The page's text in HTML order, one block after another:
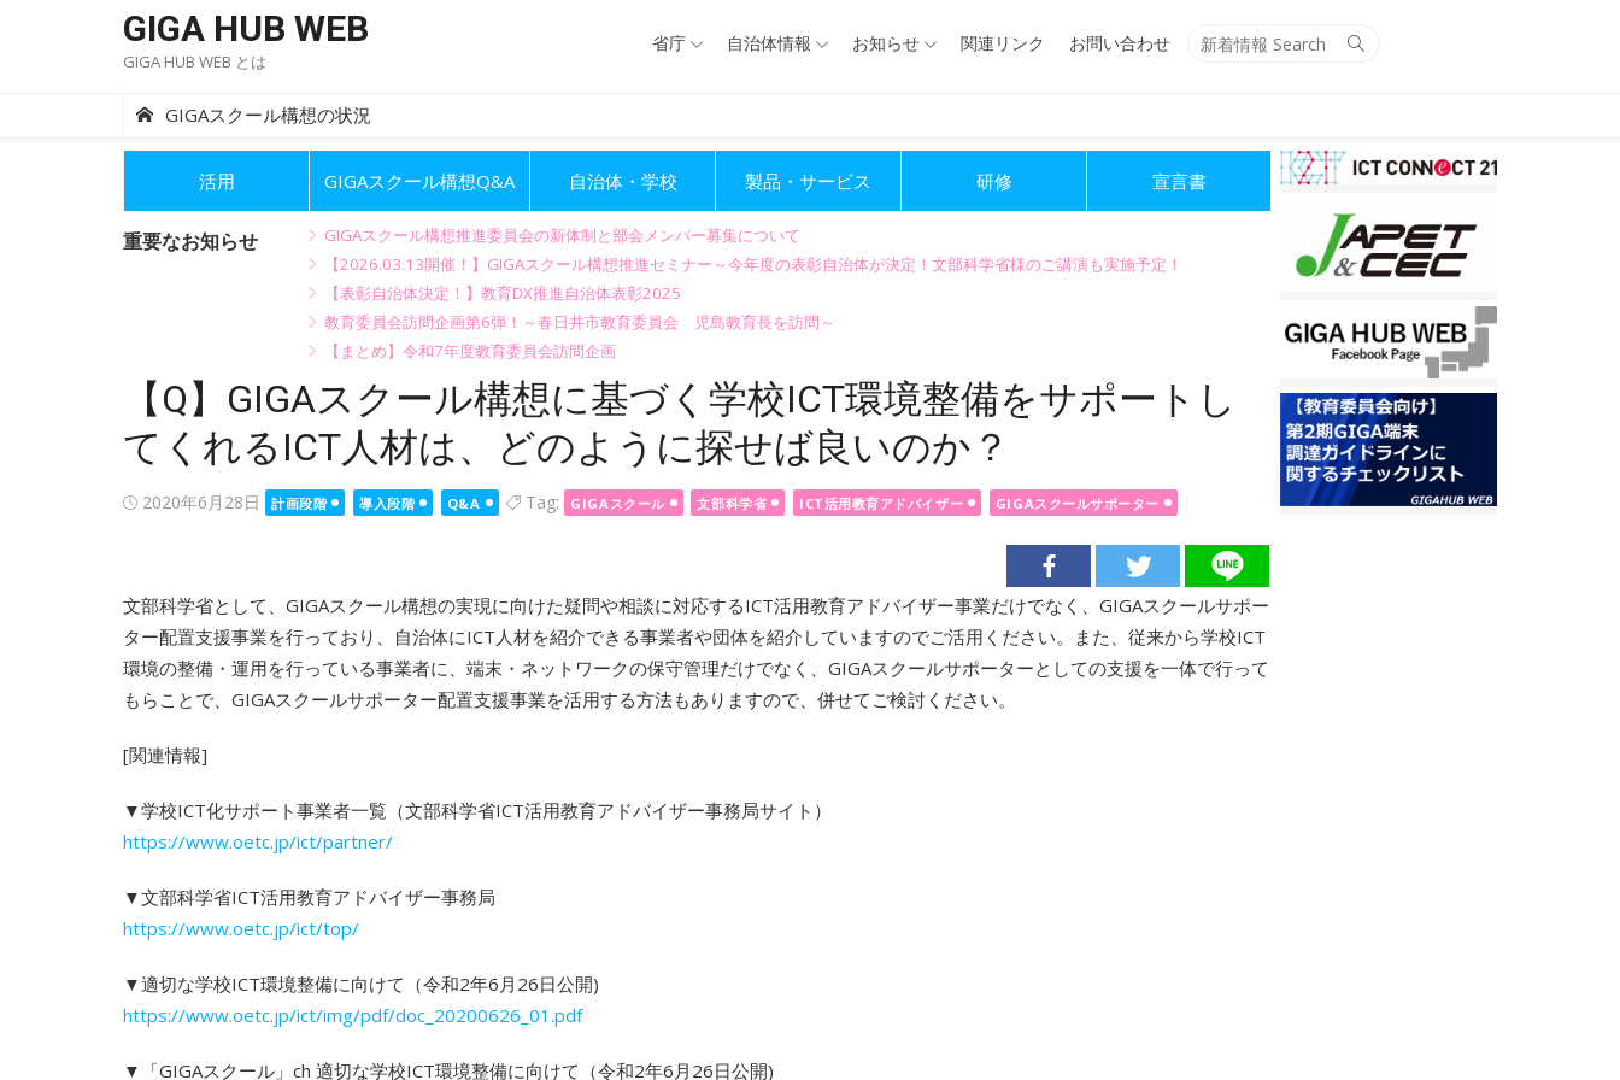
GIGA HUB WEB
GIGA HUB WEB とは
Search
省庁 自治体情報 お知らせ 関連リンク お問い合わせ
GIGAスクール構想の状況
活用 GIGAスクール構想Q&A 自治体・学校 製品・サービス 研修 宣言書
重要なお知らせ
GIGAスクール構想推進委員会の新体制と部会メンバー募集について
【2026.03.13開催！】GIGAスクール構想推進セミナー～今年度の表彰自治体が決定！文部科学省様のご講演も実施予定！
【表彰自治体決定！】教育DX推進自治体表彰2025
教育委員会訪問企画第6弾！～春日井市教育委員会 児島教育長を訪問～
【まとめ】令和7年度教育委員会訪問企画
【Q】GIGAスクール構想に基づく学校ICT環境整備をサポートし
てくれるICT人材は、どのように探せば良いのか？
Posted
2020年6月28日 計画段階 導入段階 Q&A Tag: GIGAスクール 文部科学省 ICT活用教育アドバイザー GIGAスクールサポーター
文部科学省として、GIGAスクール構想の実現に向けた疑問や相談に対応するICT活用教育アドバイザー事業だけでなく、GIGAスクールサポー
ター配置支援事業を行っており、自治体にICT人材を紹介できる事業者や団体を紹介していますのでご活用ください。また、従来から学校ICT
環境の整備・運用を行っている事業者に、端末・ネットワークの保守管理だけでなく、GIGAスクールサポーターとしての支援を一体で行って
もらことで、GIGAスクールサポーター配置支援事業を活用する方法もありますので、併せてご検討ください。
[関連情報]
▼学校ICT化サポート事業者一覧（文部科学省ICT活用教育アドバイザー事務局サイト）
https://www.oetc.jp/ict/partner/
▼文部科学省ICT活用教育アドバイザー事務局
https://www.oetc.jp/ict/top/
▼適切な学校ICT環境整備に向けて（令和2年6月26日公開)
https://www.oetc.jp/ict/img/pdf/doc_20200626_01.pdf
▼「GIGAスクール」ch 適切な学校ICT環境整備に向けて（令和2年6月26日公開)